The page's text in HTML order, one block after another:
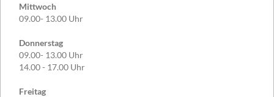
Mittwoch
09.00- 13.00 Uhr
Donnerstag
09.00- 13.00 Uhr
14.00 - 17.00 Uhr
Freitag